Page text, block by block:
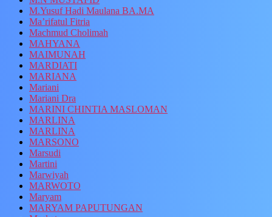
M.Yusuf Hadi Maulana BA.MA
Ma’rifatul Fitria
Machmud Cholimah
MAHYANA
MAIMUNAH
MARDIATI
MARIANA
Mariani
Mariani Dra
MARINI CHINTIA MASLOMAN
MARLINA
MARLINA
MARSONO
Marsudi
Martini
Marwiyah
MARWOTO
Maryam
MARYAM PAPUTUNGAN